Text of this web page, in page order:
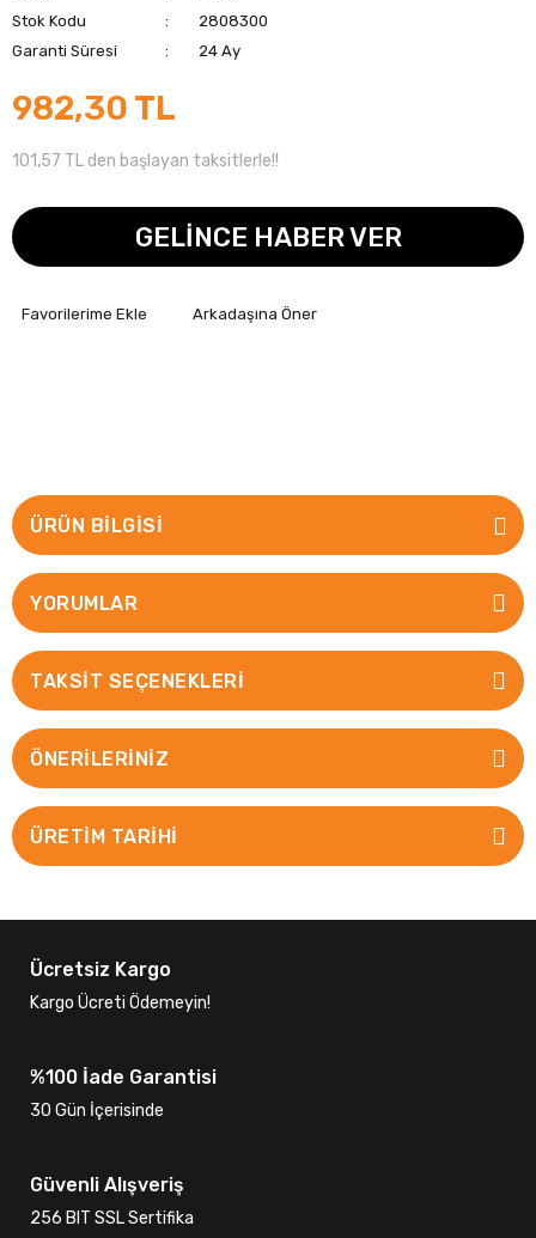
Stok Kodu
2808300
Garanti Süresi
24 Ay
982,30 TL
101,57 TL den başlayan taksitlerle!!
GELİNCE HABER VER
Arkadaşına Öner
ÜRÜN BILGISI
YORUMLAR
TAKSIT SEÇENEKLERI
ÖNERILERINIZ
ÜRETİM TARİHİ
Ücretsiz Kargo
Kargo Ücreti Ödemeyin!
%100 İade Garantisi
30 Gün İçerisinde
Güvenli Alışveriş
256 BIT SSL Sertifika